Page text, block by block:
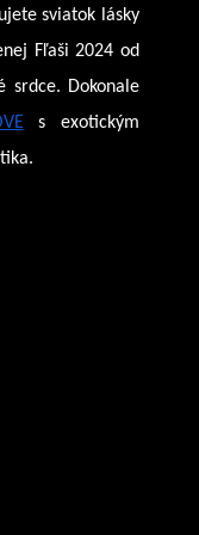
sviatok lásky
Fľaši 2024 od
srdce. Dokonale
s exotickým